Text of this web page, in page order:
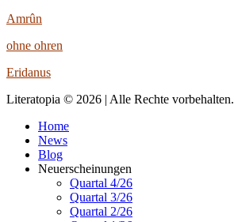
Amrûn
ohne ohren
Eridanus
Literatopia © 2026 | Alle Rechte vorbehalten.
Home
News
Blog
Neuerscheinungen
Quartal 4/26
Quartal 3/26
Quartal 2/26